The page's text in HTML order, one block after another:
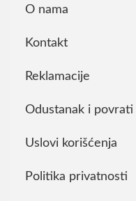
O nama
Kontakt
Reklamacije
Odustanak i povrati
Uslovi korišćenja
Politika privatnosti